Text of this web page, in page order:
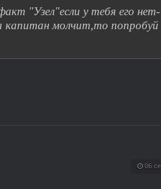
"Узел"если у тебя его нет-
капитан молчит,то попробуй
06